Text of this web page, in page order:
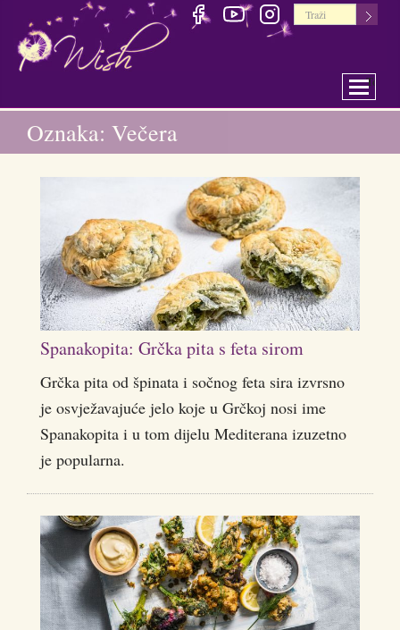
Oznaka: Večera
Spanakopita: Grčka pita s feta sirom
Grčka pita od špinata i sočnog feta sira izvrsno
je osvježavajuće jelo koje u Grčkoj nosi ime
Spanakopita i u tom dijelu Mediterana izuzetno
je popularna.